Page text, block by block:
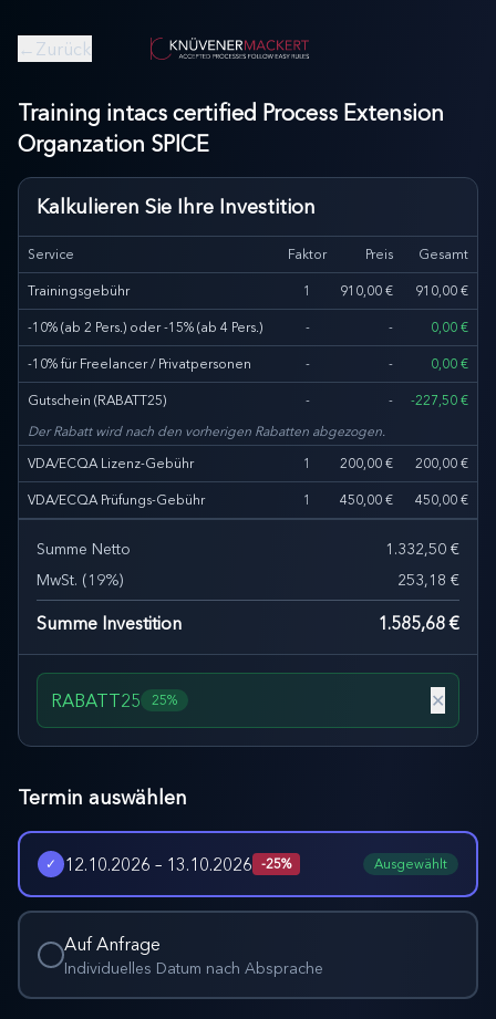
← Zurück
Training intacs certified Process Extension
Organzation SPICE
Kalkulieren Sie Ihre Investition
Service Faktor Preis Gesamt
Trainingsgebühr 1 910,00 € 910,00 €
-10% (ab 2 Pers.) oder -15% (ab 4 Pers.) - - 0,00 €
-10% für Freelancer / Privatpersonen - - 0,00 €
Gutschein (RABATT25) - - -227,50 €
Der Rabatt wird nach den vorherigen Rabatten abgezogen.
VDA/ECQA Lizenz-Gebühr
1 200,00 € 200,00 €
VDA/ECQA Prüfungs-Gebühr 1 450,00 € 450,00 €
Summe Netto
1.332,50 €
MwSt. (19%) 253,18 €
Summe Investition 1.585,68 €
RABATT25 25% ✕
Termin auswählen
✓ 12.10.2026 – 13.10.2026 -25% Ausgewählt
Auf Anfrage
Individuelles Datum nach Absprache